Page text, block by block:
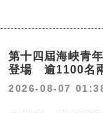
第十四屆海峽青
登場 逾1100名
與交流
2026-08-07